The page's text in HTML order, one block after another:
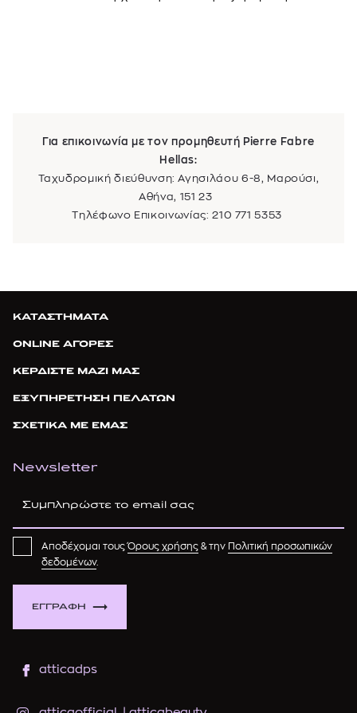
Για επικοινωνία με τον προμηθευτή Pierre Fabre
Hellas:
Ταχυδρομική διεύθυνση: Αγησιλάου 6-8, Μαρούσι,
Αθήνα, 151 23
Τηλέφωνο Επικοινωνίας: 210 771 5353
ΚΑΤΑΣΤΗΜΑΤΑ
ONLINE ΑΓΟΡΕΣ
ΚΕΡΔΙΣΤΕ ΜΑΖΙ ΜΑΣ
ΕΞΥΠΗΡΕΤΗΣΗ ΠΕΛΑΤΩΝ
ΣΧΕΤΙΚΑ ΜΕ ΕΜΑΣ
Newsletter
ΕΓΓΡΑΦΗ
Αποδέχομαι τουςΌρους χρήσης & την Πολιτική προσωπικών
δεδομένων.
atticadps